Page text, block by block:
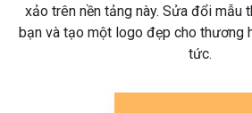
xảo trên nền tảng này. Sửa đổi mẫu
bạn và tạo một logo đẹp cho thương
tức.